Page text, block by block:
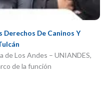
De Caninos Y
de Los Andes – UNIANDES,
de la función